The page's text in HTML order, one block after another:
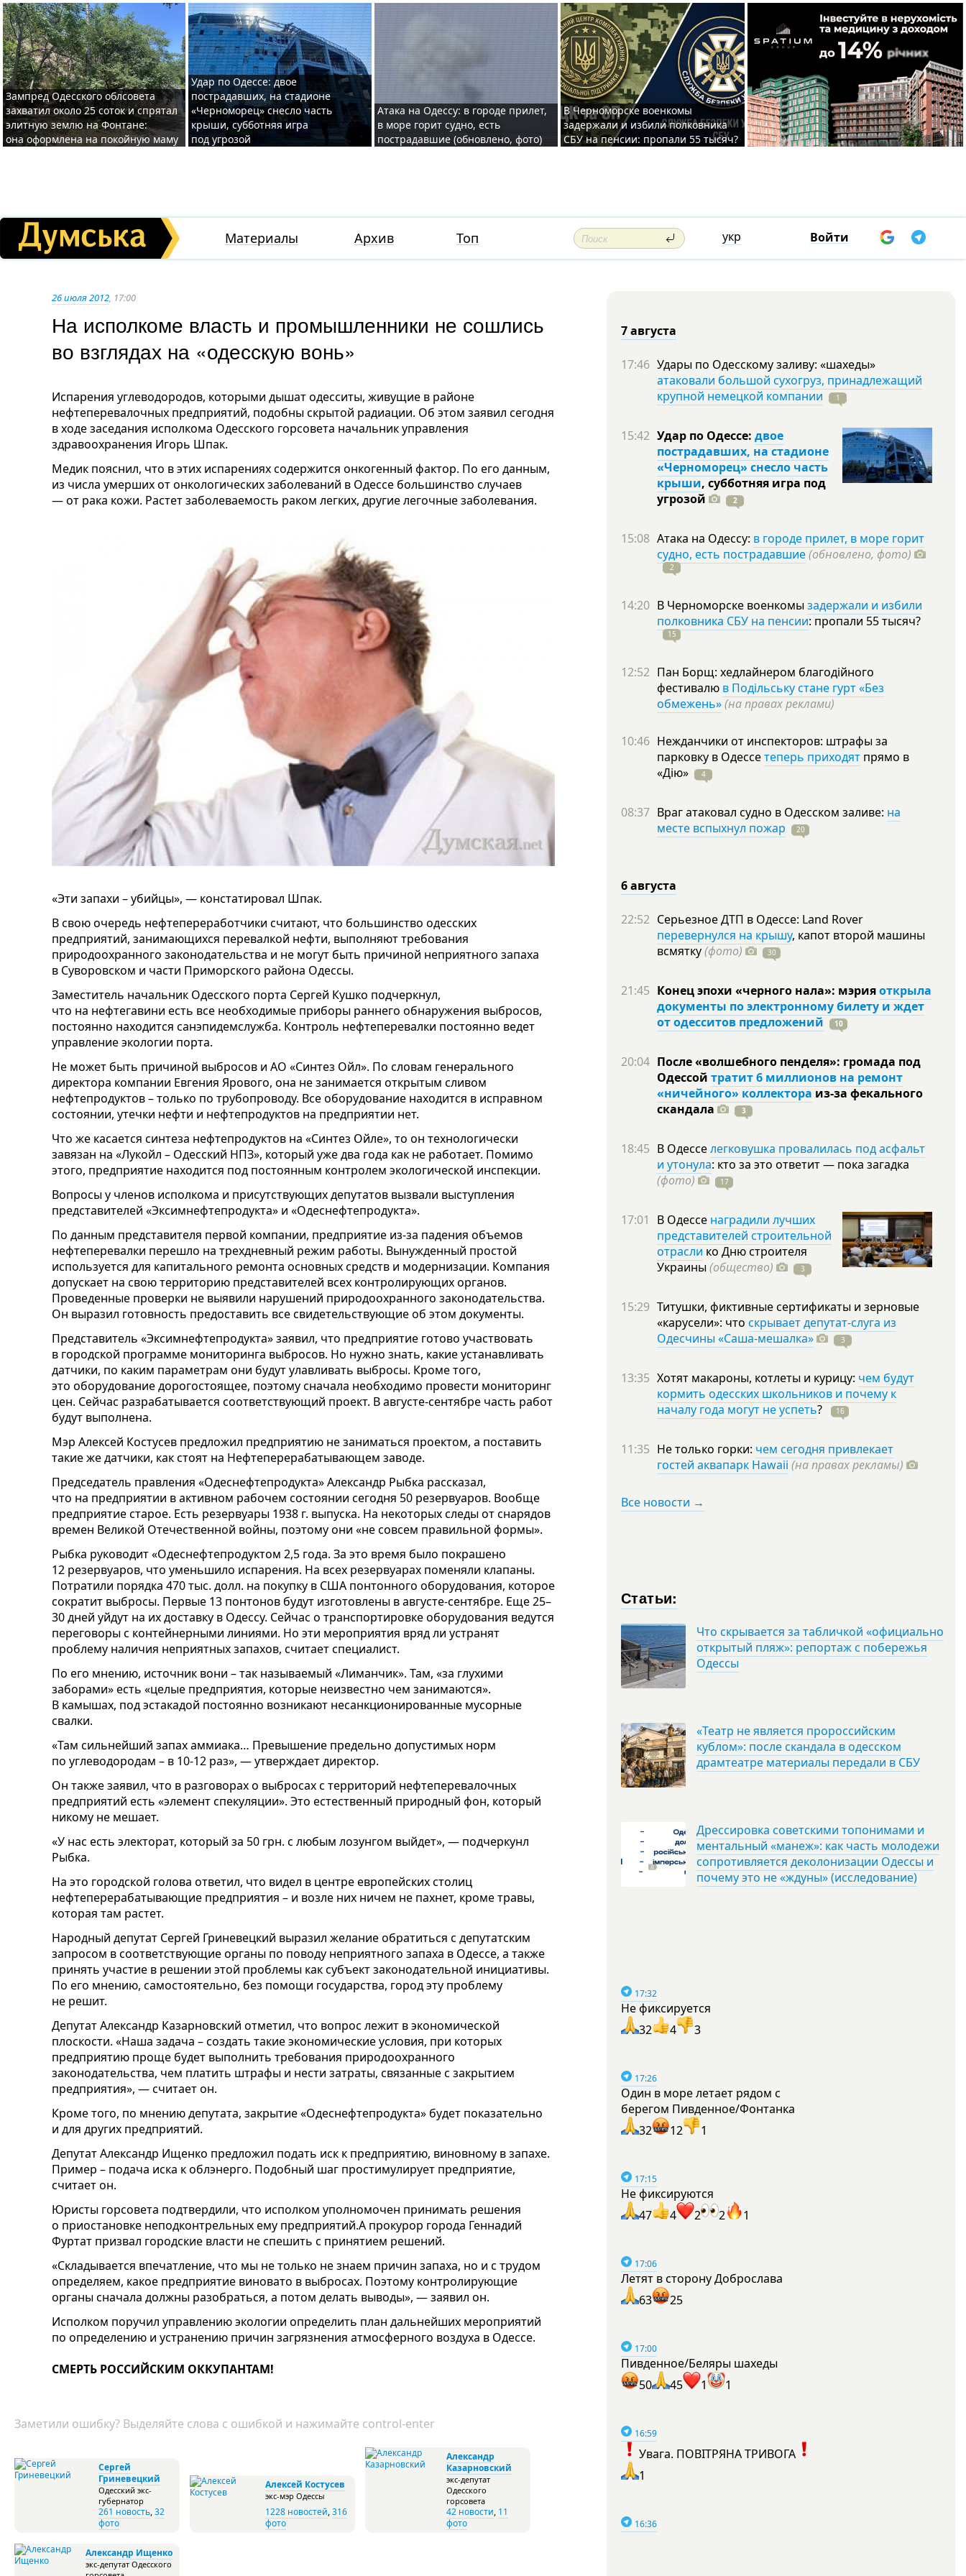
Зампред Одесского облсовета
захватил около 25 соток и спрятал
элитную землю на Фонтане:
она оформлена на покойную маму
Удар по Одессе: двое
пострадавших, на стадионе
«Черноморец» снесло часть
крыши, субботняя игра
под угрозой
Атака на Одессу: в городе прилет,
в море горит судно, есть
пострадавшие (обновлено, фото)
В Черноморске военкомы
задержали и избили полковника
СБУ на пенсии: пропали 55 тысяч?
Материалы Архив Топ укр Войти
26 июля 2012, 17:00
На исполкоме власть и промышленники не сошлись
во взглядах на «одесскую вонь»
Испарения углеводородов, которыми дышат одесситы, живущие в районе
нефтеперевалочных предприятий, подобны скрытой радиации. Об этом заявил сегодня
в ходе заседания исполкома Одесского горсовета начальник управления
здравоохранения Игорь Шпак.
Медик пояснил, что в этих испарениях содержится онкогенный фактор. По его данным,
из числа умерших от онкологических заболеваний в Одессе большинство случаев
— от рака кожи. Растет заболеваемость раком легких, другие легочные заболевания.
«Эти запахи – убийцы», — констатировал Шпак.
В свою очередь нефтепереработчики считают, что большинство одесских
предприятий, занимающихся перевалкой нефти, выполняют требования
природоохранного законодательства и не могут быть причиной неприятного запаха
в Суворовском и части Приморского района Одессы.
Заместитель начальник Одесского порта Сергей Кушко подчеркнул,
что на нефтегавини есть все необходимые приборы раннего обнаружения выбросов,
постоянно находится санэпидемслужба. Контроль нефтеперевалки постоянно ведет
управление экологии порта.
Не может быть причиной выбросов и АО «Синтез Ойл». По словам генерального
директора компании Евгения Ярового, она не занимается открытым сливом
нефтепродуктов – только по трубопроводу. Все оборудование находится в исправном
состоянии, утечки нефти и нефтепродуктов на предприятии нет.
Что же касается синтеза нефтепродуктов на «Синтез Ойле», то он технологически
завязан на «Лукойл – Одесский НПЗ», который уже два года как не работает. Помимо
этого, предприятие находится под постоянным контролем экологической инспекции.
Вопросы у членов исполкома и присутствующих депутатов вызвали выступления
представителей «Эксимнефтепродукта» и «Одеснефтепродукта».
По данным представителя первой компании, предприятие из-за падения объемов
нефтеперевалки перешло на трехдневный режим работы. Вынужденный простой
используется для капитального ремонта основных средств и модернизации. Компания
допускает на свою территорию представителей всех контролирующих органов.
Проведенные проверки не выявили нарушений природоохранного законодательства.
Он выразил готовность предоставить все свидетельствующие об этом документы.
Представитель «Эксимнефтепродукта» заявил, что предприятие готово участвовать
в городской программе мониторинга выбросов. Но нужно знать, какие устанавливать
датчики, по каким параметрам они будут улавливать выбросы. Кроме того,
это оборудование дорогостоящее, поэтому сначала необходимо провести мониторинг
цен. Сейчас разрабатывается соответствующий проект. В августе-сентябре часть работ
будут выполнена.
Мэр Алексей Костусев предложил предприятию не заниматься проектом, а поставить
такие же датчики, как стоят на Нефтеперерабатывающем заводе.
Председатель правления «Одеснефтепродукта» Александр Рыбка рассказал,
что на предприятии в активном рабочем состоянии сегодня 50 резервуаров. Вообще
предприятие старое. Есть резервуары 1938 г. выпуска. На некоторых следы от снарядов
времен Великой Отечественной войны, поэтому они «не совсем правильной формы».
Рыбка руководит «Одеснефтепродуктом 2,5 года. За это время было покрашено
12 резервуаров, что уменьшило испарения. На всех резервуарах поменяли клапаны.
Потратили порядка 470 тыс. долл. на покупку в США понтонного оборудования, которое
сократит выбросы. Первые 13 понтонов будут изготовлены в августе-сентябре. Еще 25–
30 дней уйдут на их доставку в Одессу. Сейчас о транспортировке оборудования ведутся
переговоры с контейнерными линиями. Но эти мероприятия вряд ли устранят
проблему наличия неприятных запахов, считает специалист.
По его мнению, источник вони – так называемый «Лиманчик». Там, «за глухими
заборами» есть «целые предприятия, которые неизвестно чем занимаются».
В камышах, под эстакадой постоянно возникают несанкционированные мусорные
свалки.
«Там сильнейший запах аммиака… Превышение предельно допустимых норм
по углеводородам – в 10-12 раз», — утверждает директор.
Он также заявил, что в разговорах о выбросах с территорий нефтеперевалочных
предприятий есть «элемент спекуляции». Это естественный природный фон, который
никому не мешает.
«У нас есть электорат, который за 50 грн. с любым лозунгом выйдет», — подчеркунл
Рыбка.
На это городской голова ответил, что видел в центре европейских столиц
нефтеперерабатывающие предприятия – и возле них ничем не пахнет, кроме травы,
которая там растет.
Народный депутат Сергей Гриневецкий выразил желание обратиться с депутатским
запросом в соответствующие органы по поводу неприятного запаха в Одессе, а также
принять участие в решении этой проблемы как субъект законодательной инициативы.
По его мнению, самостоятельно, без помощи государства, город эту проблему
не решит.
Депутат Александр Казарновский отметил, что вопрос лежит в экономической
плоскости. «Наша задача – создать такие экономические условия, при которых
предприятию проще будет выполнить требования природоохранного
законодательства, чем платить штрафы и нести затраты, связанные с закрытием
предприятия», — считает он.
Кроме того, по мнению депутата, закрытие «Одеснефтепродукта» будет показательно
и для других предприятий.
Депутат Александр Ищенко предложил подать иск к предприятию, виновному в запахе.
Пример – подача иска к облэнерго. Подобный шаг простимулирует предприятие,
считает он.
Юристы горсовета подтвердили, что исполком уполномочен принимать решения
о приостановке неподконтрельных ему предприятий.А прокурор города Геннадий
Фуртат призвал городские власти не спешить с принятием решений.
«Складывается впечатление, что мы не только не знаем причин запаха, но и с трудом
определяем, какое предприятие виновато в выбросах. Поэтому контролирующие
органы сначала должны разобраться, а потом делать выводы», — заявил он.
Исполком поручил управлению экологии определить план дальнейших мероприятий
по определению и устранению причин загрязнения атмосферного воздуха в Одессе.
СМЕРТЬ РОССИЙСКИМ ОККУПАНТАМ!
Заметили ошибку? Выделяйте слова с ошибкой и нажимайте control-enter
Сергей
Гриневецкий
Одесский экс-
губернатор
261 новость,32
фото
Алексей Костусев
экс-мэр Одессы
1228 новостей,316
фото
Александр
Казарновский
экс-депутат
Одесского
горсовета
42 новости, 11
фото
Александр Ищенко
экс-депутат Одесского
7 августа
17:46 Удары по Одесскому заливу: «шахеды»
атаковали большой сухогруз, принадлежащий
крупной немецкой компании
1
15:42 Удар по Одессе: двое
пострадавших, на стадионе
«Черноморец» снесло часть
крыши, субботняя игра под
угрозой
2
15:08 Атака на Одессу: в городе прилет, в море горит
судно, есть пострадавшие(обновлено, фото)
2
14:20 В Черноморске военкомы задержали и избили
полковника СБУ на пенсии: пропали 55тысяч?
15
12:52 Пан Борщ: хедлайнером благодійного
фестивалю в Подільську стане гурт «Без
обмежень»(на правах реклами)
10:46 Нежданчики от инспекторов: штрафы за
парковку в Одессетеперь приходят прямо в
«Дію»
4
08:37 Враг атаковал судно в Одесском заливе: на
месте вспыхнул пожар
20
6 августа
22:52 Серьезное ДТП в Одессе: Land Rover
перевернулся на крышу, капот второй машины
всмятку(фото) 30
21:45 Конец эпохи «черного нала»: мэрияоткрыла
документы по электронному билету и ждет
от одесситов предложений
10
20:04 После «волшебного пенделя»: громада под
Одессой тратит 6 миллионов на ремонт
«ничейного» коллектора из-за фекального
скандала
3
18:45 В Одесселегковушка провалилась под асфальт
и утонула: кто за это ответит — пока загадка
(фото)
17
17:01 В Одессе наградили лучших
представителей строительной
отрасли ко Дню строителя
Украины (общество) 3
15:29 Титушки, фиктивные сертификаты и зерновые
«карусели»: что скрывает депутат-слуга из
Одесчины «Саша-мешалка»
3
13:35 Хотят макароны, котлеты и курицу: чем будут
кормить одесских школьников и почему к
началу года могут не успеть? 16
11:35 Не только горки: чем сегодня привлекает
гостей аквапарк Hawaii (на правах рекламы)
Все новости →
Статьи:
Что скрывается за табличкой «официально
открытый пляж»: репортаж с побережья
Одессы
«Театр не является пророссийским
кублом»: после скандала в одесском
драмтеатре материалы передали в СБУ
Дрессировка советскими топонимами и
ментальный «манеж»: как часть молодежи
сопротивляется деколонизации Одессы и
почему это не «ждуны» (исследование)
17:32
Не фиксируется
32
4 3
17:26
Один в море летает рядом с
берегом Пивденное/Фонтанка
32
12 1
17:15
Не фиксируются
47
4 2 2 1
17:06
Летят в сторону Доброслава
63
25
17:00
Пивденное/Беляры шахеды
50
45 1 1
16:59
Увага. ПОВІТРЯНА ТРИВОГА
1
16:36